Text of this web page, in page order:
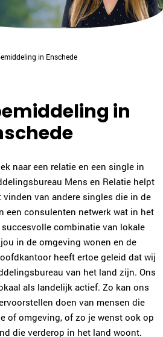
in Enschede
in
naar een relatie en een single in
Mens en Relatie helpt
van andere singles die in de
een consulenten netwerk wat in het
combinatie van lokale
in de omgeving wonen en de
heeft ertoe geleid dat wij
van het land zijn. Ons
als landelijk actief. Zo kan ons
doen van mensen die
of omgeving, of zo je wenst ook op
die verderop in het land woont.
7602831|email
Evers
700235|email